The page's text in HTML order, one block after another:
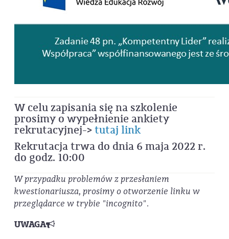
W celu zapisania się na szkolenie
prosimy o wypełnienie ankiety
rekrutacyjnej->tutaj link
Rekrutacja trwa do dnia 6 maja 2022 r.
do godz. 10:00
W przypadku problemów z przesłaniem
kwestionariusza, prosimy o otworzenie linku w
przeglądarce w trybie "incognito".
UWAGA